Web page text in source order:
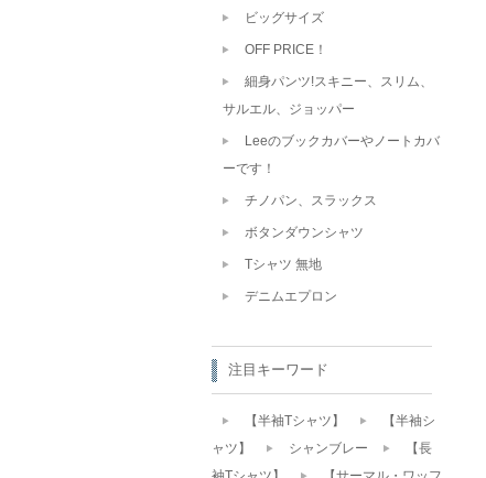
ビッグサイズ
OFF PRICE！
細身パンツ!スキニー、スリム、
サルエル、ジョッパー
Leeのブックカバーやノートカバ
ーです！
チノパン、スラックス
ボタンダウンシャツ
Tシャツ 無地
デニムエプロン
注目キーワード
【半袖Tシャツ】
【半袖シ
ャツ】
シャンブレー
【長